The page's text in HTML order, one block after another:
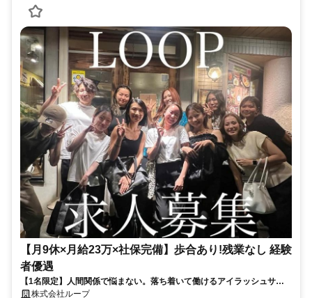
【月9休×月給23万×社保完備】歩合あり!残業なし 経験
者優遇
【1名限定】人間関係で悩まない。落ち着いて働けるアイラッシュサロ
ン 株式会社ループ